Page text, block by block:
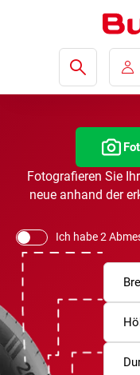
Fotografieren Sie
neue anhand der
Ich habe 2